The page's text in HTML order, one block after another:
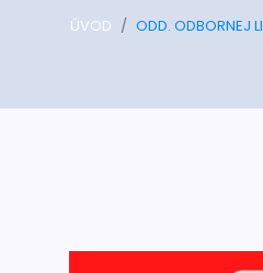
ÚVOD ODD. ODBORNEJ